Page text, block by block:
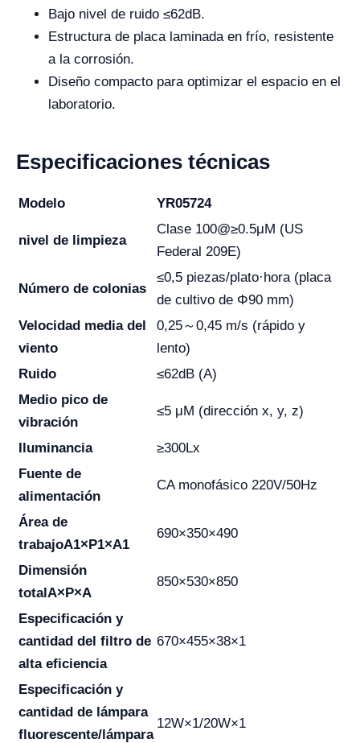
Bajo nivel de ruido ≤62dB.
Estructura de placa laminada en frío, resistente
a la corrosión.
Diseño compacto para optimizar el espacio en el
laboratorio.
Especificaciones técnicas
Modelo YR05724
nivel de limpieza
Clase 100@≥0.5μM (US
Federal 209E)
Número de colonias
≤0,5 piezas/plato·hora (placa
de cultivo de Φ90 mm)
Velocidad media del
viento
0,25～0,45 m/s (rápido y
lento)
Ruido
≤62dB (A)
Medio pico de
vibración
≤5 μM (dirección x, y, z)
Iluminancia
≥300Lx
Fuente de
alimentación
CA monofásico 220V/50Hz
Área de
trabajoA1×P1×A1
690×350×490
Dimensión
totalA×P×A
850×530×850
Especificación y
cantidad del filtro de
alta eficiencia
670×455×38×1
Especificación y
cantidad de lámpara
fluorescente/lámpara
12W×1/20W×1